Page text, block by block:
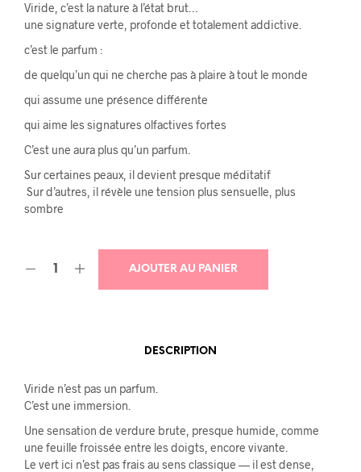
Viride, c’est la nature à l’état brut…
une signature verte, profonde et totalement addictive.
c’est le parfum :
de quelqu’un qui ne cherche pas à plaire à tout le monde
qui assume une présence différente
qui aime les signatures olfactives fortes
C’est une aura plus qu’un parfum.
Sur certaines peaux, il devient presque méditatif
Sur d’autres, il révèle une tension plus sensuelle, plus
sombre
AJOUTER AU PANIER
DESCRIPTION
Viride n’est pas un parfum.
C’est une immersion.
Une sensation de verdure brute, presque humide, comme
une feuille froissée entre les doigts, encore vivante.
Le vert ici n’est pas frais au sens classique — il est dense,